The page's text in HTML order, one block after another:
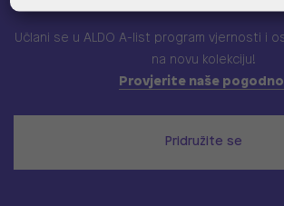
Učlani se u ALDO A-list program vjernosti i
na novu kolekciju!
Provjerite naše
Pridružite se